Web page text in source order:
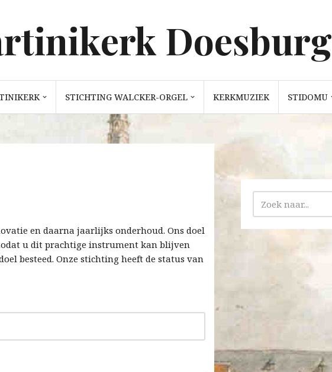
Doesburg
STICHTING WALCKER-ORGEL KERKMUZIEK STIDOMU
en daarna jaarlijks onderhoud. Ons doel
u dit prachtige instrument kan blijven
besteed. Onze stichting heeft de status van